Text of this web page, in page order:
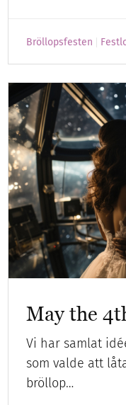
Bröllopsfesten
May the
Vi har samlat
som valde att
bröllop…